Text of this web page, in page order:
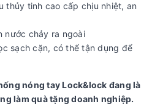
thủy tinh cao cấp chịu nhiệt, an
nước chảy ra ngoài
sạch cặn, có thể tận dụng để
nóng tay Lock&lock đang là
làm quà tặng doanh nghiệp.